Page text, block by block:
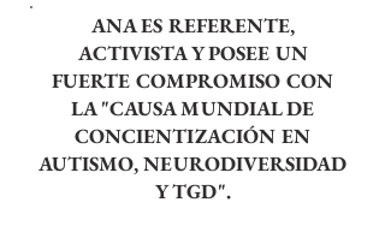
ANA ES REFERENTE,
ACTIVISTA Y POSEE UN
FUERTE COMPROMISO CON
LA "CAUSA MUNDIAL DE
CONCIENTIZACIÓN EN
AUTISMO, NEURODIVERSIDAD
Y TGD".